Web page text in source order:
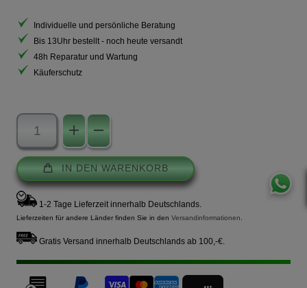
Individuelle und persönliche Beratung
Bis 13Uhr bestellt - noch heute versandt
48h Reparatur und Wartung
Käuferschutz
IN DEN WARENKORB
1-2 Tage Lieferzeit innerhalb Deutschlands.
Lieferzeiten für andere Länder finden Sie in den Versandinformationen
Gratis Versand innerhalb Deutschlands ab 100,-€.